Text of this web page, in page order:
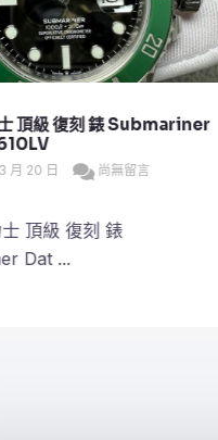
頂級 復刻 錶 Submariner
月 20 日 尚無留言
頂級 復刻 錶
Dat ...